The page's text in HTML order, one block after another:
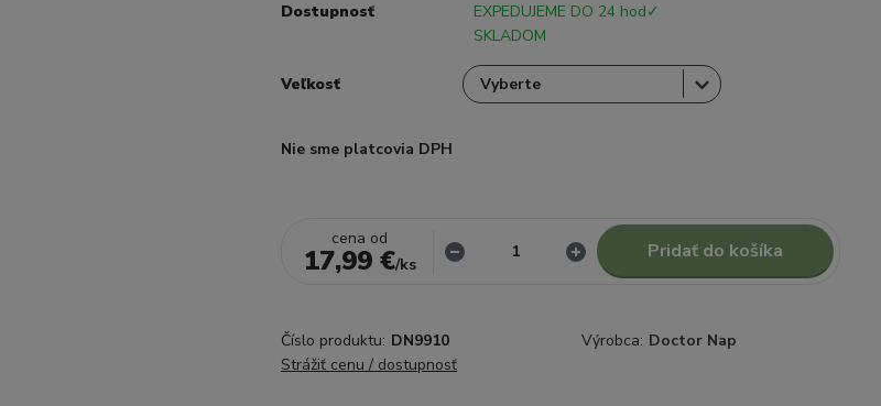
Dostupnosť
EXPEDUJEME DO 24 hod✓
SKLADOM
Veľkosť
Nie sme platcovia DPH
cena od
17,99 €/ks
Pridať do košíka
Číslo produktu: DN9910 Výrobca: Doctor Nap
Strážiť cenu / dostupnosť